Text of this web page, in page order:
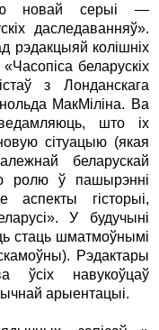
новай серыi —
даследаванняў».
рэдакцыяй колiшнiх
беларускiх
з Лонданскага
МакМiлiна. Ва
што iх
сiтуацыю (якая
беларускай
ролю ў пашырэннi
аспекты гiсторыi,
У будучынi
стаць шматмоўнымi
Рэдактары
ўсiх навукоўцаў
арыентацыi.